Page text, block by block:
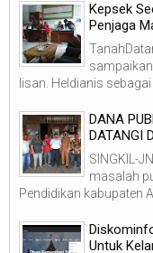
Kepsek
Penjaga
lisan. Heldianis sebagai
DANA
DATANGI
SINGKIL-
masalah
Pendidikan kabupaten
Untuk